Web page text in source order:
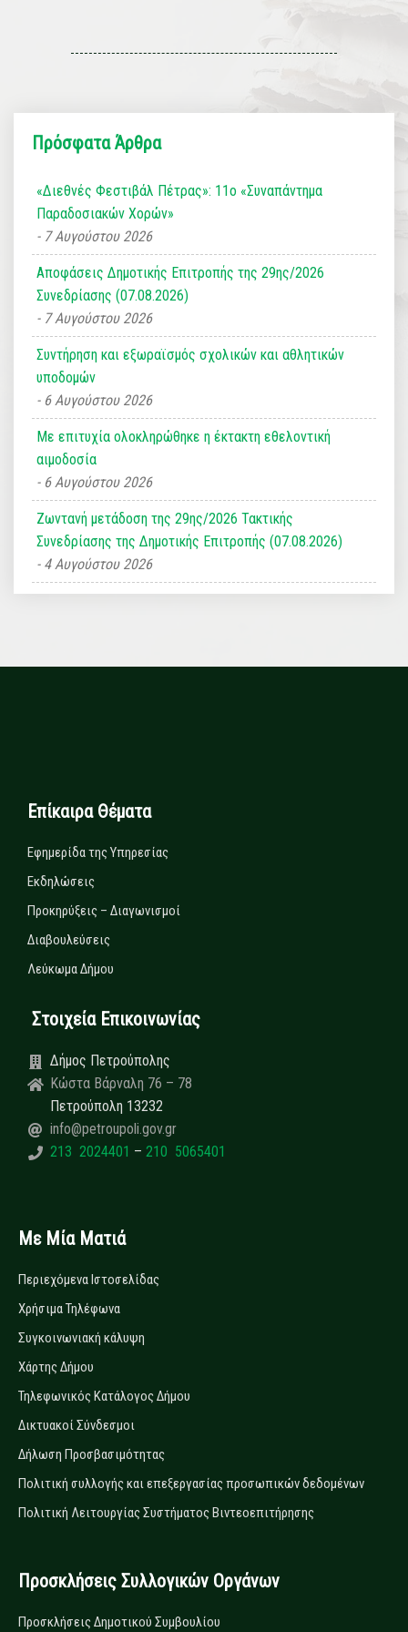
Πρόσφατα Άρθρα
«Διεθνές Φεστιβάλ Πέτρας»: 11ο «Συναπάντημα
Παραδοσιακών Χορών»
7 Αυγούστου 2026
Αποφάσεις Δημοτικής Επιτροπής της 29ης/2026
Συνεδρίασης (07.08.2026)
7 Αυγούστου 2026
Συντήρηση και εξωραϊσμός σχολικών και αθλητικών
υποδομών
6 Αυγούστου 2026
Με επιτυχία ολοκληρώθηκε η έκτακτη εθελοντική
αιμοδοσία
6 Αυγούστου 2026
Ζωντανή μετάδοση της 29ης/2026 Τακτικής
Συνεδρίασης της Δημοτικής Επιτροπής (07.08.2026)
4 Αυγούστου 2026
Επίκαιρα Θέματα
Εφημερίδα της Υπηρεσίας
Εκδηλώσεις
Προκηρύξεις – Διαγωνισμοί
Διαβουλεύσεις
Λεύκωμα Δήμου
Στοιχεία Επικοινωνίας
Δήμος Πετρούπολης
Κώστα Βάρναλη 76 – 78
Πετρούπολη 13232
info@petroupoli.gov.gr
213 2024401 – 210 5065401
Με Μία Ματιά
Περιεχόμενα Ιστοσελίδας
Χρήσιμα Τηλέφωνα
Συγκοινωνιακή κάλυψη
Χάρτης Δήμου
Τηλεφωνικός Κατάλογος Δήμου
Δικτυακοί Σύνδεσμοι
Δήλωση Προσβασιμότητας
Πολιτική συλλογής και επεξεργασίας προσωπικών δεδομένων
Πολιτική Λειτουργίας Συστήματος Βιντεοεπιτήρησης
Προσκλήσεις Συλλογικών Οργάνων
Προσκλήσεις Δημοτικού Συμβουλίου